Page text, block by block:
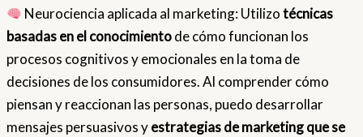
Neurociencia aplicada al marketing: Utilizotécnicas
basadas en el conocimientode cómo funcionan los
procesos cognitivos y emocionales en la toma de
decisiones de los consumidores. Al comprender cómo
piensan y reaccionan las personas, puedo desarrollar
mensajes persuasivos yestrategias de marketing que se